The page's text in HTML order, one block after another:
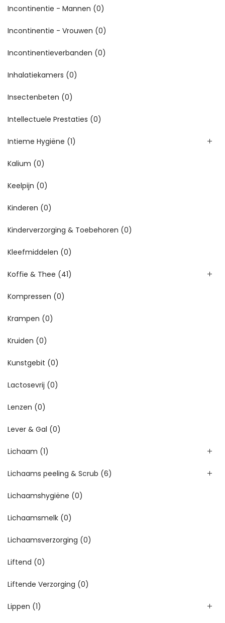
Incontinentie - Mannen (0)
Incontinentie - Vrouwen (0)
Incontinentieverbanden (0)
Inhalatiekamers (0)
Insectenbeten (0)
Intellectuele Prestaties (0)
Intieme Hygiëne (1)
Kalium (0)
Keelpijn (0)
Kinderen (0)
Kinderverzorging & Toebehoren (0)
Kleefmiddelen (0)
Koffie & Thee (41)
Kompressen (0)
Krampen (0)
Kruiden (0)
Kunstgebit (0)
Lactosevrij (0)
Lenzen (0)
Lever & Gal (0)
Lichaam (1)
Lichaams peeling & Scrub (6)
Lichaamshygiëne (0)
Lichaamsmelk (0)
Lichaamsverzorging (0)
Liftend (0)
Liftende Verzorging (0)
Lippen (1)